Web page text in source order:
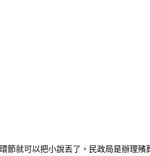
就可以把小說丟了，民政局是辦理